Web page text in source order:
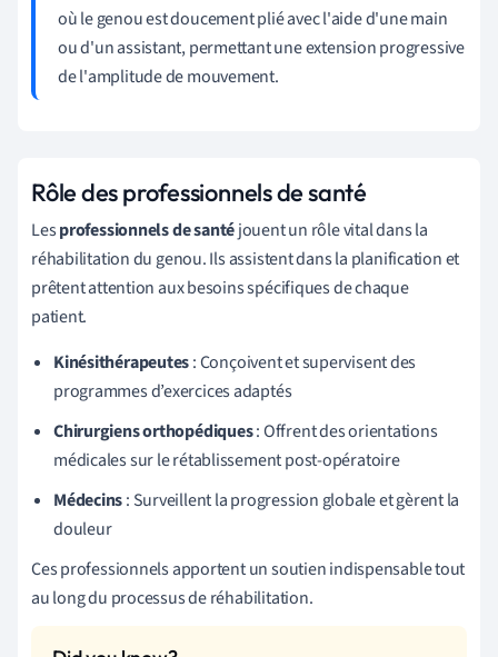
où le genou est doucement plié avec l'aide d'une main
ou d'un assistant, permettant une extension progressive
de l'amplitude de mouvement.
Rôle des professionnels de santé
Lesprofessionnels de santéjouent un rôle vital dans la
réhabilitation du genou. Ils assistent dans la planification et
prêtent attention aux besoins spécifiques de chaque
patient.
Kinésithérapeutes: Conçoivent et supervisent des
programmes d’exercices adaptés
Chirurgiens orthopédiques: Offrent des orientations
médicales sur le rétablissement post-opératoire
Médecins: Surveillent la progression globale et gèrent la
douleur
Ces professionnels apportent un soutien indispensable tout
au long du processus de réhabilitation.